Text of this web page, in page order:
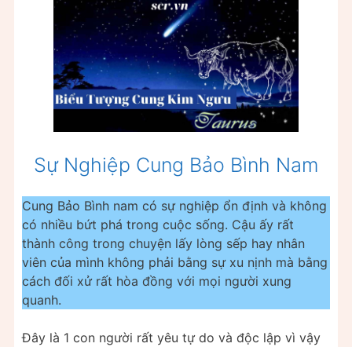
Sự Nghiệp Cung Bảo Bình Nam
Cung Bảo Bình nam có sự nghiệp ổn định và không
có nhiều bứt phá trong cuộc sống. Cậu ấy rất
thành công trong chuyện lấy lòng sếp hay nhân
viên của mình không phải bằng sự xu nịnh mà bằng
cách đối xử rất hòa đồng với mọi người xung
quanh.
Đây là 1 con người rất yêu tự do và độc lập vì vậy